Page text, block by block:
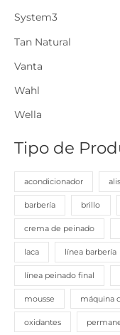
System3
Tan Natural
Vanta
Wahl
Wella
Tipo de
acondicionador
barbería brillo
crema de peinado
laca línea barbería
línea peinado final
mousse máquina
oxidantes